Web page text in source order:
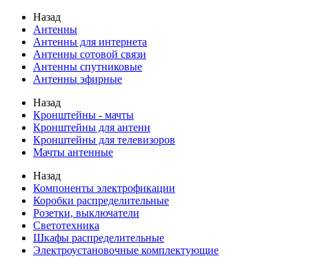
Назад
Антенны
Антенны для интернета
Антенны сотовой связи
Антенны спутниковые
Антенны эфирные
Назад
Кронштейны - мачты
Кронштейны для антенн
Кронштейны для телевизоров
Мачты антенные
Назад
Компоненты электрофикации
Коробки распределительные
Розетки, выключатели
Светотехника
Шкафы распределительные
Электроустановочные комплектующие